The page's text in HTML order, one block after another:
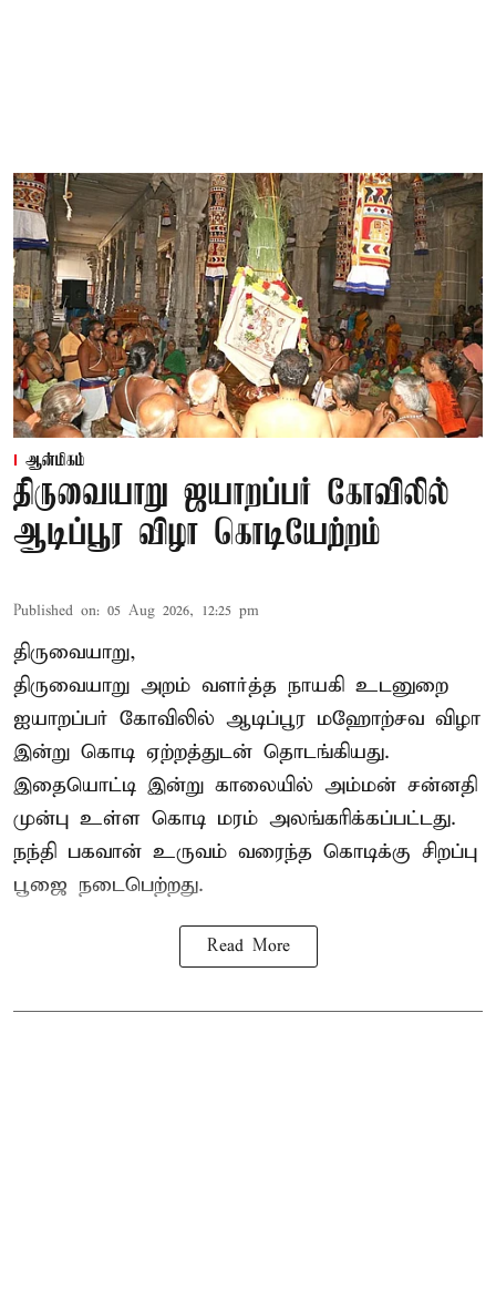
ஆன்மிகம்
திருவையாறு ஜயாறப்பர் கோவிலில்
ஆடிப்பூர விழா கொடியேற்றம்
Published on: 05 Aug 2026, 12:25 pm
திருவையாறு,
திருவையாறு அறம் வளர்த்த நாயகி உடனுறை
ஐயாறப்பர் கோவிலில் ஆடிப்பூர மஹோற்சவ விழா
இன்று கொடி ஏற்றத்துடன் தொடங்கியது.
இதையொட்டி இன்று காலையில் அம்மன் சன்னதி
முன்பு உள்ள கொடி மரம் அலங்கரிக்கப்பட்டது.
நந்தி பகவான் உருவம் வரைந்த கொடிக்கு சிறப்பு
பூஜை நடைபெற்றது.
Read More